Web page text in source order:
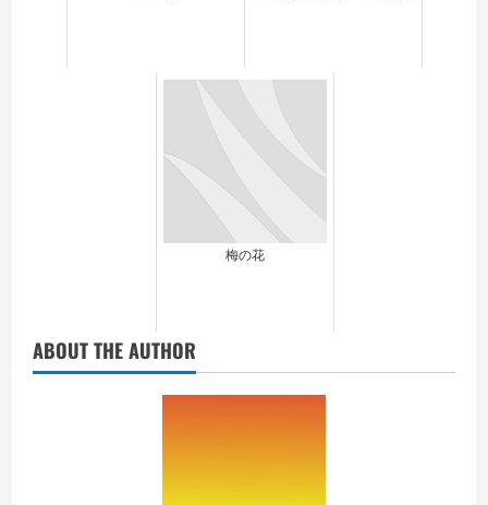
梅の花
ABOUT THE AUTHOR